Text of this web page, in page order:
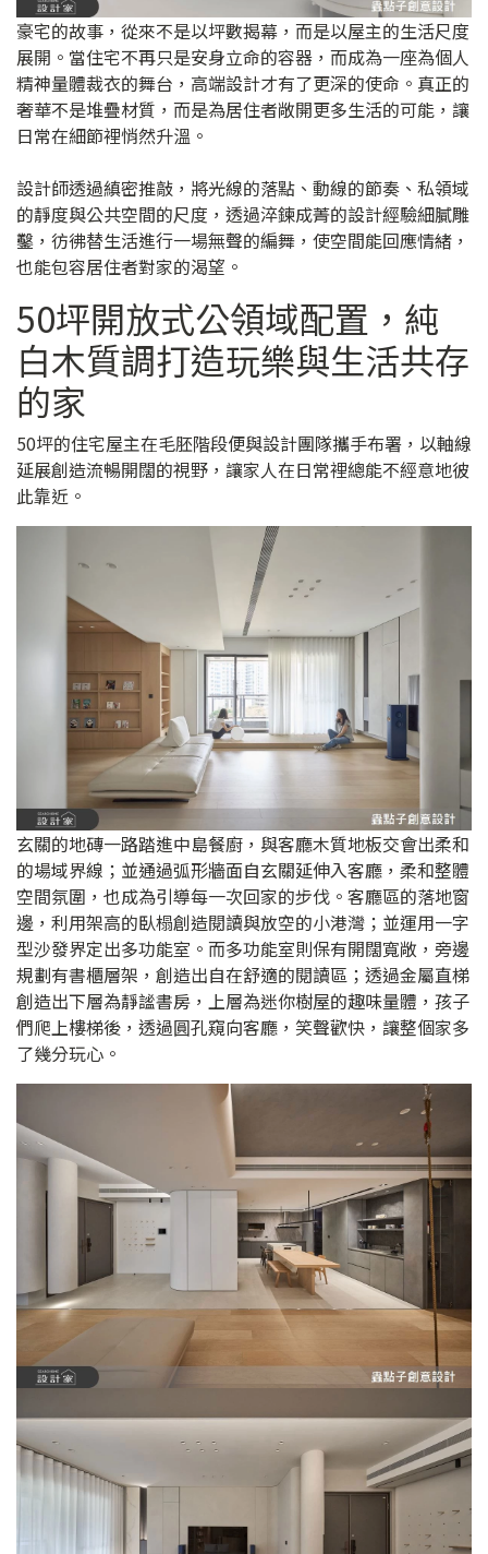
豪宅的故事，從來不是以坪數揭幕，而是以屋主的生活尺度
展開。當住宅不再只是安身立命的容器，而成為一座為個人
精神量體裁衣的舞台，高端設計才有了更深的使命。真正的
奢華不是堆疊材質，而是為居住者敞開更多生活的可能，讓
日常在細節裡悄然升溫。
設計師透過縝密推敲，將光線的落點、動線的節奏、私領域
的靜度與公共空間的尺度，透過淬鍊成菁的設計經驗細膩雕
鑿，彷彿替生活進行一場無聲的編舞，使空間能回應情緒，
也能包容居住者對家的渴望。
50坪開放式公領域配置，純
白木質調打造玩樂與生活共存
的家
50坪的住宅屋主在毛胚階段便與設計團隊攜手布署，以軸線
延展創造流暢開闊的視野，讓家人在日常裡總能不經意地彼
此靠近。
玄關的地磚一路踏進中島餐廚，與客廳木質地板交會出柔和
的場域界線；並通過弧形牆面自玄關延伸入客廳，柔和整體
空間氛圍，也成為引導每一次回家的步伐。客廳區的落地窗
邊，利用架高的臥榻創造閱讀與放空的小港灣；並運用一字
型沙發界定出多功能室。而多功能室則保有開闊寬敞，旁邊
規劃有書櫃層架，創造出自在舒適的閱讀區；透過金屬直梯
創造出下層為靜謐書房，上層為迷你樹屋的趣味量體，孩子
們爬上樓梯後，透過圓孔窺向客廳，笑聲歡快，讓整個家多
了幾分玩心。